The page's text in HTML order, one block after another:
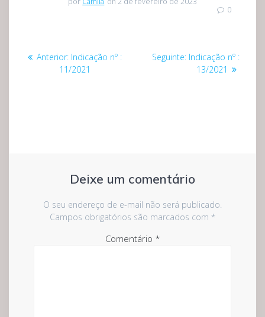
0
Navegação
Anterior: Post
anterior:
Indicação nº :
11/2021
Seguinte: Post
seguinte:
Indicação nº :
13/2021
Deixe um comentário
O seu endereço de e-mail não será publicado.
Campos obrigatórios são marcados com *
Comentário *